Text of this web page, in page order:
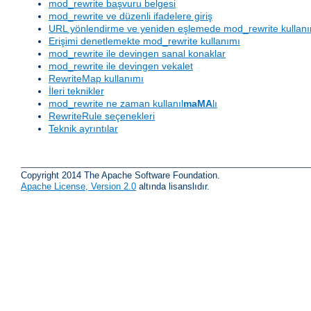
mod_rewrite başvuru belgesi
mod_rewrite ve düzenli ifadelere giriş
URL yönlendirme ve yeniden eşlemede mod_rewrite
Erişimi denetlemekte mod_rewrite kullanımı
mod_rewrite ile devingen sanal konaklar
mod_rewrite ile devingen vekalet
RewriteMap kullanımı
İleri teknikler
mod_rewrite ne zaman kullanılmaMAlı
RewriteRule seçenekleri
Teknik ayrıntılar
Copyright 2014 The Apache Software Foundation.
Apache License, Version 2.0 altında lisanslıdır.